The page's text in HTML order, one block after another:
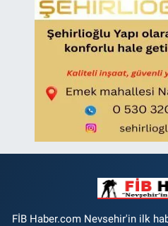
FİB Haber.com Nevsehir'in ilk